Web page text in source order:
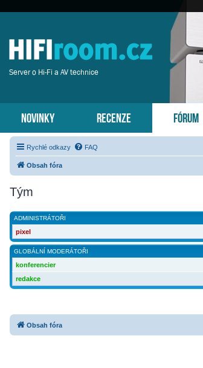
Server o Hi-Fi a AV technice
NOVINKY RECENZE FÓRUM
Rychlé odkazy FAQ
Obsah fóra
Tým
ADMINISTRÁTOŘI
pixel
GLOBÁLNÍ MODERÁTOŘI
konferencier
redakce
Obsah fóra